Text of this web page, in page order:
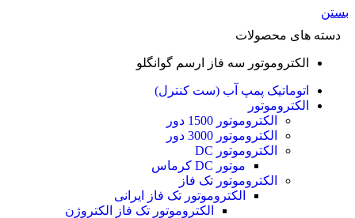
بستن
دسته های محصولات
الکتروموتور سه فاز ارسم گوانگلو
اتوماتیک پمپ آب (ست کنترل)
الکتروموتور
الکتروموتور 1500 دور
الکتروموتور 3000 دور
الکتروموتور DC
موتور DC کرماس
الکتروموتور تک فاز
الکتروموتور تک فاز ایرانی
الکتروموتور تک فاز الکتروژن